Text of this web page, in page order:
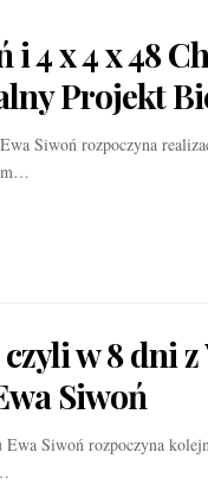
i 4 x 4 x 48
Projekt
Siwoń rozpoczyna
w 8 dni
Siwoń
Siwoń rozpoczyna